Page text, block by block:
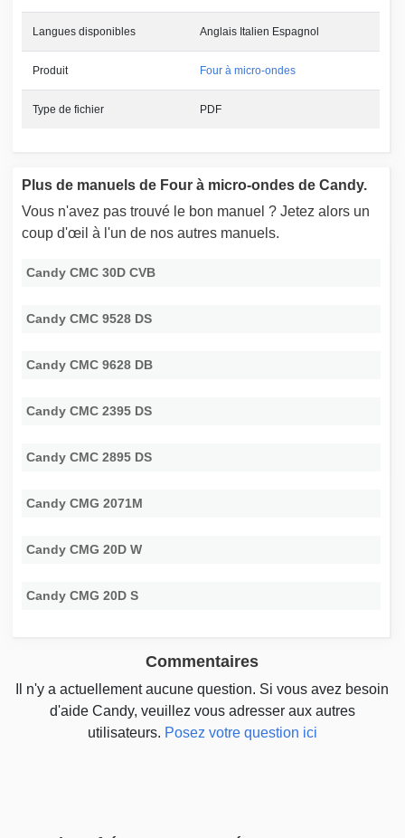
Langues disponibles Anglais Italien Espagnol
Produit Four à micro-ondes
Type de fichier PDF
Plus de manuels de Four à micro-ondes de Candy.
Vous n'avez pas trouvé le bon manuel ? Jetez alors un
coup d'œil à l'un de nos autres manuels.
Candy CMC 30D CVB
Candy CMC 9528 DS
Candy CMC 9628 DB
Candy CMC 2395 DS
Candy CMC 2895 DS
Candy CMG 2071M
Candy CMG 20D W
Candy CMG 20D S
Commentaires
Il n'y a actuellement aucune question. Si vous avez besoin
d'aide Candy, veuillez vous adresser aux autres
utilisateurs. Posez votre question ici